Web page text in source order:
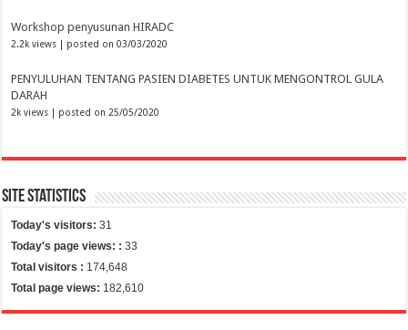
Workshop penyusunan HIRADC
2.2k views posted on 03/03/2020
PENYULUHAN TENTANG PASIEN DIABETES UNTUK MENGONTROL GULA
DARAH
2k views posted on 25/05/2020
Site Statistics
Today's visitors:31
Today's page views: :33
Total visitors : 174,648
Total page views: 182,610